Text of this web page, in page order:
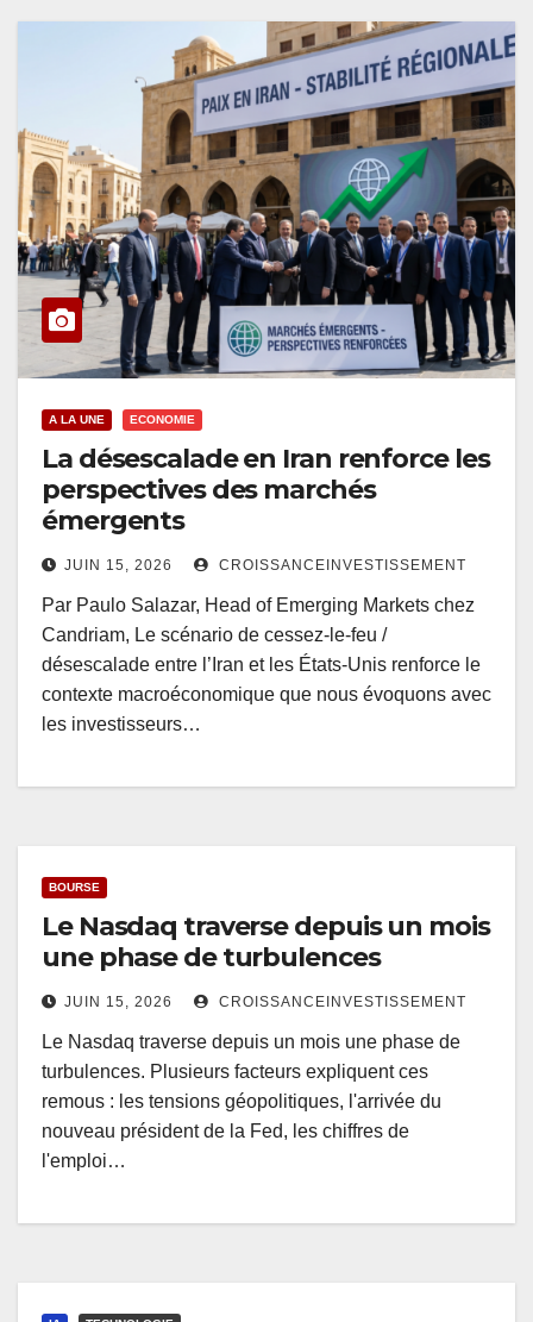
A LA UNE ECONOMIE
La désescalade en Iran renforce les
perspectives des marchés
émergents
JUIN 15, 2026 CROISSANCEINVESTISSEMENT
Par Paulo Salazar, Head of Emerging Markets chez
Candriam, Le scénario de cessez-le-feu /
désescalade entre l’Iran et les États-Unis renforce le
contexte macroéconomique que nous évoquons avec
les investisseurs…
BOURSE
Le Nasdaq traverse depuis un mois
une phase de turbulences
JUIN 15, 2026 CROISSANCEINVESTISSEMENT
Le Nasdaq traverse depuis un mois une phase de
turbulences. Plusieurs facteurs expliquent ces
remous : les tensions géopolitiques, l'arrivée du
nouveau président de la Fed, les chiffres de
l'emploi…